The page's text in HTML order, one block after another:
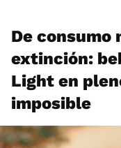
De consumo
extinción:
Light en
imposible